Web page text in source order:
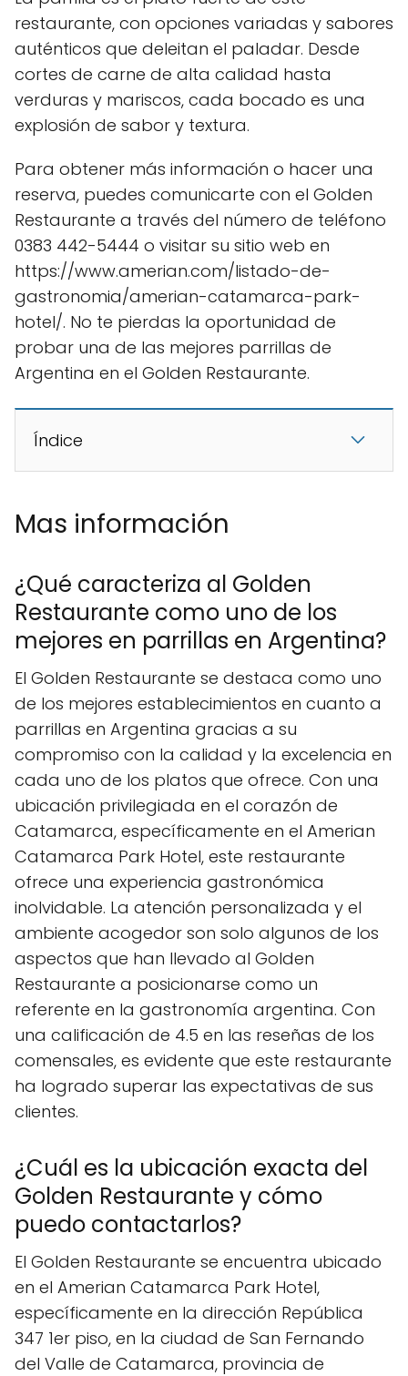
restaurante, con opciones variadas y sabores
auténticos que deleitan el paladar. Desde
cortes de carne de alta calidad hasta
verduras y mariscos, cada bocado es una
explosión de sabor y textura.
Para obtener más información o hacer una
reserva, puedes comunicarte con el Golden
Restaurante a través del número de teléfono
0383 442-5444 o visitar su sitio web en
https://www.amerian.com/listado-de-
gastronomia/amerian-catamarca-park-
hotel/. No te pierdas la oportunidad de
probar una de las mejores parrillas de
Argentina en el Golden Restaurante.
Índice
Mas información
¿Qué caracteriza al Golden
Restaurante como uno de los
mejores en parrillas en Argentina?
El Golden Restaurante se destaca como uno
de los mejores establecimientos en cuanto a
parrillas en Argentina gracias a su
compromiso con la calidad y la excelencia en
cada uno de los platos que ofrece. Con una
ubicación privilegiada en el corazón de
Catamarca, específicamente en el Amerian
Catamarca Park Hotel, este restaurante
ofrece una experiencia gastronómica
inolvidable. La atención personalizada y el
ambiente acogedor son solo algunos de los
aspectos que han llevado al Golden
Restaurante a posicionarse como un
referente en la gastronomía argentina. Con
una calificación de 4.5 en las reseñas de los
comensales, es evidente que este restaurante
ha logrado superar las expectativas de sus
clientes.
¿Cuál es la ubicación exacta del
Golden Restaurante y cómo
puedo contactarlos?
El Golden Restaurante se encuentra ubicado
en el Amerian Catamarca Park Hotel,
específicamente en la dirección República
347 1er piso, en la ciudad de San Fernando
del Valle de Catamarca, provincia de